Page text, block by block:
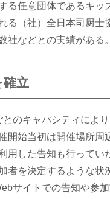
る任意団体であるキッ
る（社）全日本司厨士
社などとの実績がある。
立
のキャパシティによ
開始当初は開催場所周
用した告知も行ってい
を決定するような状
サイトでの告知や参